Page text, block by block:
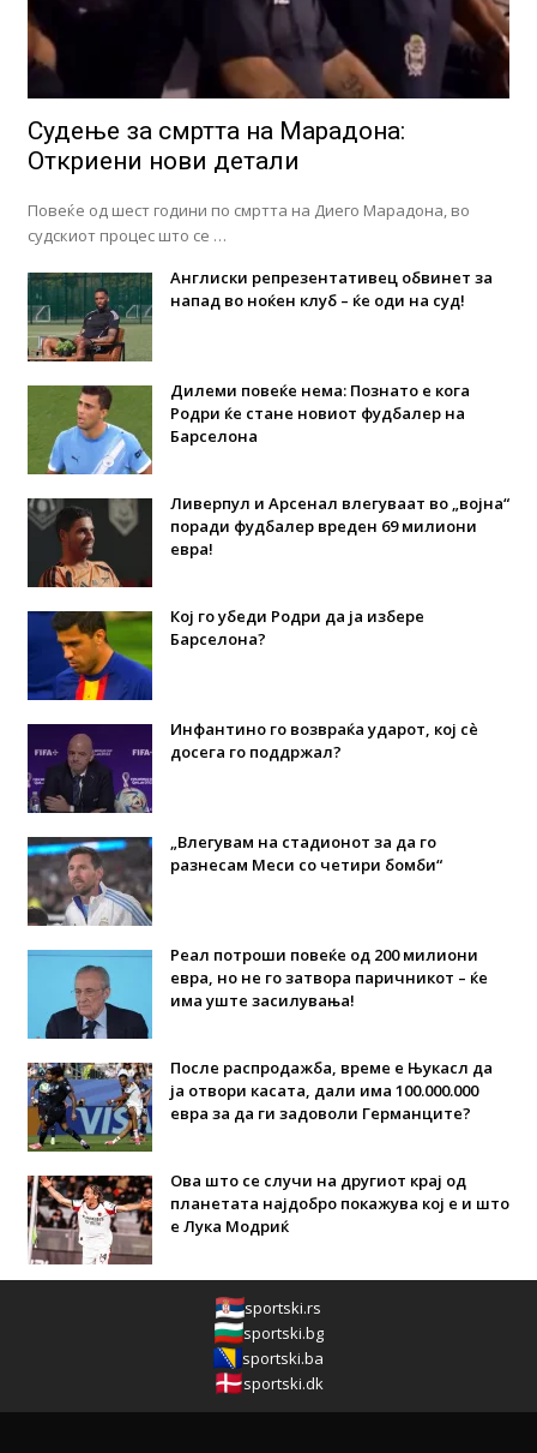
Судење за смртта на Марадона:
Откриени нови детали
Повеќе од шест години по смртта на Диего Марадона, во
судскиот процес што се …
Англиски репрезентативец обвинет за
напад во ноќен клуб – ќе оди на суд!
Дилеми повеќе нема: Познато е кога
Родри ќе стане новиот фудбалер на
Барселона
Ливерпул и Арсенал влегуваат во „војна“
поради фудбалер вреден 69 милиони
евра!
Кој го убеди Родри да ја избере
Барселона?
Инфантино го возвраќа ударот, кој сè
досега го поддржал?
„Влегувам на стадионот за да го
разнесам Меси со четири бомби“
Реал потроши повеќе од 200 милиони
евра, но не го затвора паричникот – ќе
има уште засилувања!
После распродажба, време е Њукасл да
ја отвори касата, дали има 100.000.000
евра за да ги задоволи Германците?
Ова што се случи на другиот крај од
планетата најдобро покажува кој е и што
е Лука Модриќ
sportski.rs
sportski.bg
sportski.ba
sportski.dk